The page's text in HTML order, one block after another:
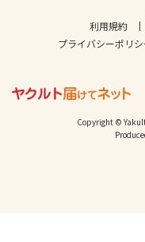
利用規約
プライバシーポリシ
Copyright ©